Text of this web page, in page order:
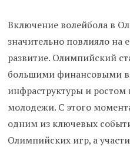
Включение волейбола в
значительно повлияло на
развитие. Олимпийский
большими финансовыми
инфраструктуры и ростом
молодежи. С этого
одним из ключевых
Олимпийских игр, а